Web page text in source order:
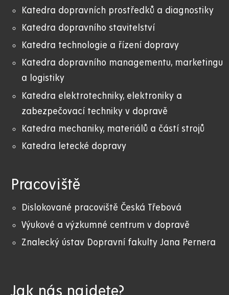
Katedra dopravních prostředků a diagnostiky
Katedra dopravního stavitelství
Katedra technologie a řízení dopravy
Katedra dopravního managementu, marketingu
a logistiky
Katedra elektrotechniky, elektroniky a
zabezpečovací techniky v dopravě
Katedra mechaniky, materiálů a částí strojů
Katedra letecké dopravy
Pracoviště
Dislokované pracoviště Česká Třebová
Výukové a výzkumné centrum v dopravě
Znalecký ústav Dopravní fakulty Jana Pernera
Jak nás najdete?